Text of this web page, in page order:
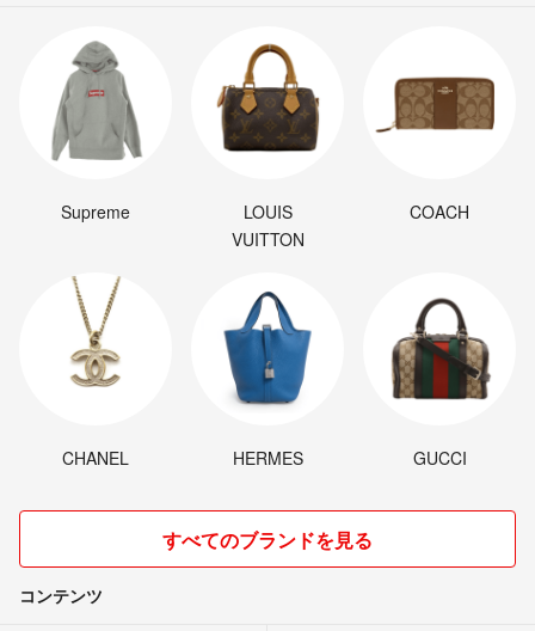
Supreme
LOUIS
VUITTON
COACH
CHANEL HERMES GUCCI
すべてのブランドを見る
コンテンツ